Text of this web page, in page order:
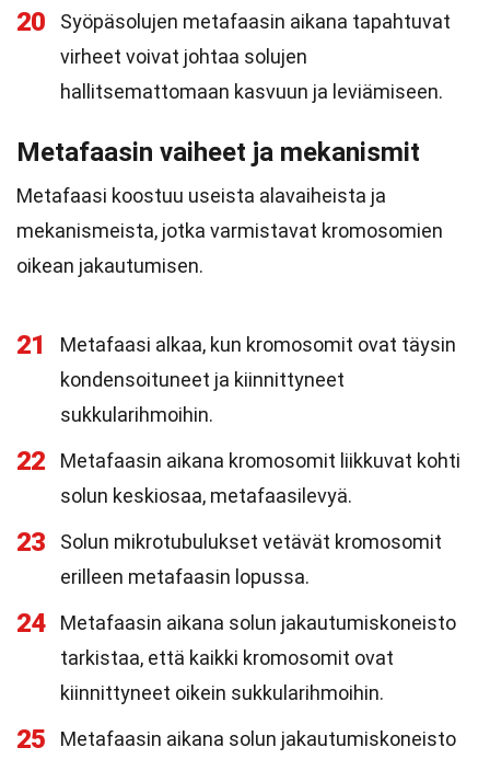
20
Syöpäsolujen metafaasin aikana tapahtuvat
virheet voivat johtaa solujen
hallitsemattomaan kasvuun ja leviämiseen.
Metafaasin vaiheet ja mekanismit
Metafaasi koostuu useista alavaiheista ja
mekanismeista, jotka varmistavat kromosomien
oikean jakautumisen.
21
Metafaasi alkaa, kun kromosomit ovat täysin
kondensoituneet ja kiinnittyneet
sukkularihmoihin.
22
Metafaasin aikana kromosomit liikkuvat kohti
solun keskiosaa, metafaasilevyä.
23
Solun mikrotubulukset vetävät kromosomit
erilleen metafaasin lopussa.
24
Metafaasin aikana solun jakautumiskoneisto
tarkistaa, että kaikki kromosomit ovat
kiinnittyneet oikein sukkularihmoihin.
25
Metafaasin aikana solun jakautumiskoneisto